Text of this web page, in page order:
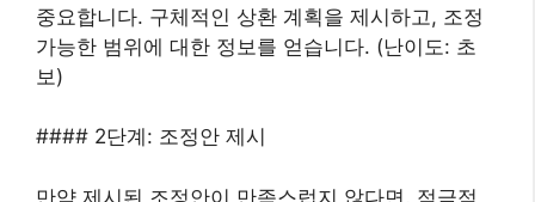
중요합니다. 구체적인 상환 계획을 제시하고, 조정
가능한 범위에 대한 정보를 얻습니다. (난이도: 초
보)
#### 2단계: 조정안 제시
만약 제시된 조정안이 만족스럽지 않다면, 적극적